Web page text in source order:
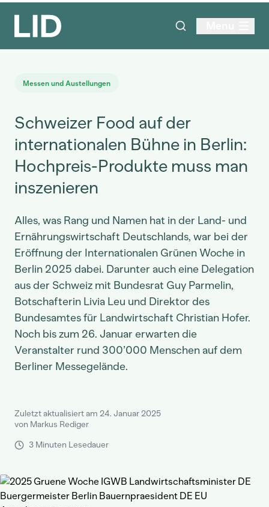
Messen und Austellungen
Schweizer Food auf der
internationalen Bühne in Berlin:
Hochpreis-Produkte muss man
inszenieren
Alles, was Rang und Namen hat in der Land- und
Ernährungswirtschaft Deutschlands, war bei der
Eröffnung der Internationalen Grünen Woche in
Berlin 2025 dabei. Darunter auch eine Delegation
aus der Schweiz mit Bundesrat Guy Parmelin,
Botschafterin Livia Leu und Direktor des
Bundesamtes für Landwirtschaft Christian Hofer.
Noch bis zum 26. Januar erwarten die
Veranstalter rund 300’000 Menschen auf dem
Berliner Messegelände.
Zuletzt aktualisiert am 24. Januar 2025
von Markus Rediger
3 Minuten Lesedauer